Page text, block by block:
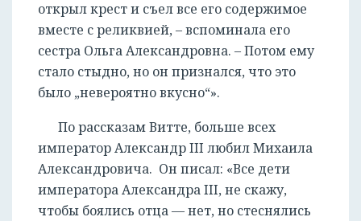
открыл крест и съел все его содержимое
вместе с реликвией, – вспоминала его
сестра Ольга Александровна. – Потом ему
стало стыдно, но он признался, что это
было „невероятно вкусно“».
По рассказам Витте, больше всех
император Александр III любил Михаила
Александровича. Он писал: «Все дети
императора Александра III, не скажу,
чтобы боялись отца — нет, но стеснялись